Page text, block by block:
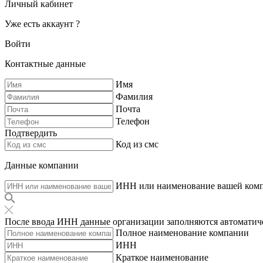
Личный кабинет
Уже есть аккаунт ?
Войти
Контактные данные
Имя
Фамилия
Почта
Телефон
Подтвердить
Код из смс
Данные компании
ИНН или наименование вашей
После ввода ИНН данные организации заполняются
Полное наименование компании
ИНН
Краткое наименование